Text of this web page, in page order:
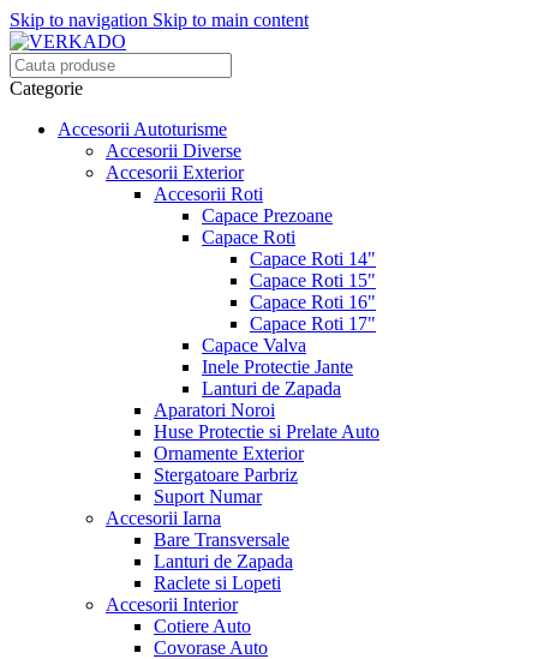
Skip to navigation Skip to main content
Categorie
Accesorii Autoturisme
Accesorii Diverse
Accesorii Exterior
Accesorii Roti
Capace Prezoane
Capace Roti
Capace Roti 14"
Capace Roti 15"
Capace Roti 16"
Capace Roti 17"
Capace Valva
Inele Protectie Jante
Lanturi de Zapada
Aparatori Noroi
Huse Protectie si Prelate Auto
Ornamente Exterior
Stergatoare Parbriz
Suport Numar
Accesorii Iarna
Bare Transversale
Lanturi de Zapada
Raclete si Lopeti
Accesorii Interior
Cotiere Auto
Covorase Auto